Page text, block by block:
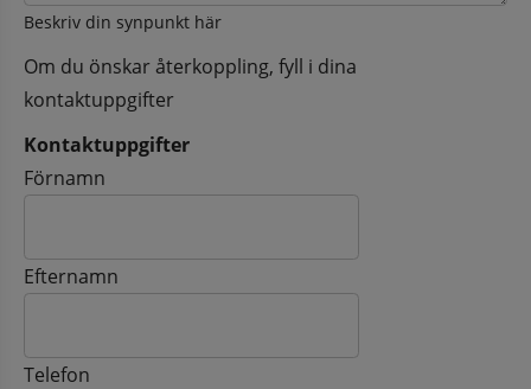
Beskriv din synpunkt här
Om du önskar återkoppling, fyll i dina
kontaktuppgifter
Kontaktuppgifter
Kontaktuppgifter
Förnamn
Efternamn
Telefon